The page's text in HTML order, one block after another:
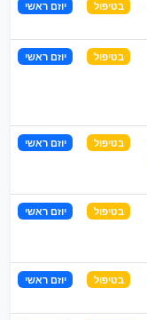
בטיפול יוזם ראשי
בטיפול יוזם ראשי
בטיפול יוזם ראשי
בטיפול יוזם ראשי
בטיפול יוזם ראשי